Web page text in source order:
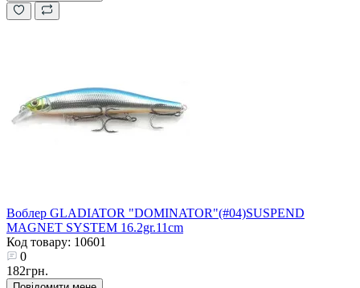
Воблер GLADIATOR "DOMINATOR"(#04)SUSPEND
MAGNET SYSTEM 16.2gr.11cm
Код товару: 10601
0
182грн.